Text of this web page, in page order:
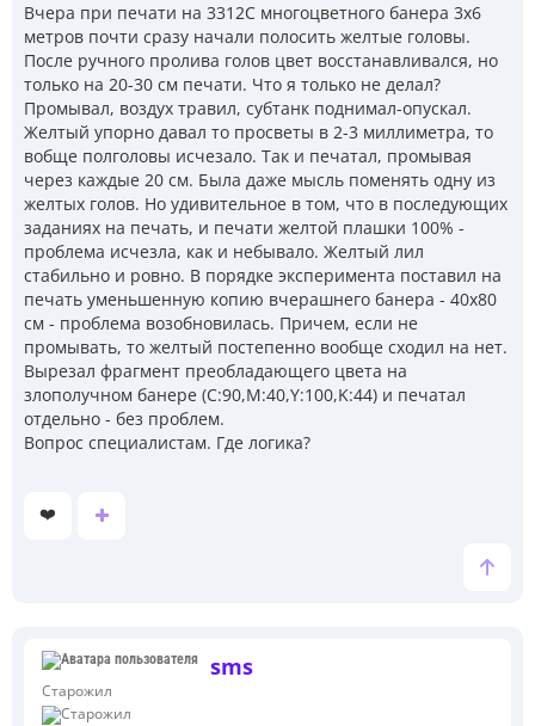
б
щ
е
н
и
е
Вчера при печати на 3312C многоцветного банера 3х6
метров почти сразу начали полосить желтые головы.
После ручного пролива голов цвет восстанавливался, но
только на 20-30 см печати. Что я только не делал?
Промывал, воздух травил, субтанк поднимал-опускал.
Желтый упорно давал то просветы в 2-3 миллиметра, то
вобще полголовы исчезало. Так и печатал, промывая
через каждые 20 см. Была даже мысль поменять одну из
желтых голов. Но удивительное в том, что в последующих
заданиях на печать, и печати желтой плашки 100% -
проблема исчезла, как и небывало. Желтый лил
стабильно и ровно. В порядке эксперимента поставил на
печать уменьшенную копию вчерашнего банера - 40х80
см - проблема возобновилась. Причем, если не
промывать, то желтый постепенно вообще сходил на нет.
Вырезал фрагмент преобладающего цвета на
злополучном банере (C:90,M:40,Y:100,K:44) и печатал
отдельно - без проблем.
Вопрос специалистам. Где логика?
❤️
sms
Старожил